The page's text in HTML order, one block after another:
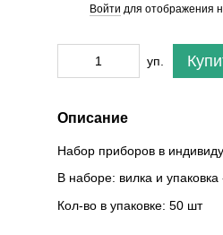
Войти для отображения
уп.
Описание
Набор приборов в
В наборе: вилка и упаковка
Кол-во в упаковке: 50 шт